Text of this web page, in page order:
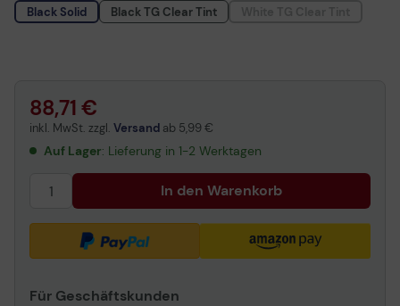
Black Solid Black TG Clear Tint
88,71 €
inkl. MwSt. zzgl. Versand ab 5,99 €
Auf Lager: Lieferung in 1-2 Werktagen
In den Warenkorb
Für Geschäftskunden